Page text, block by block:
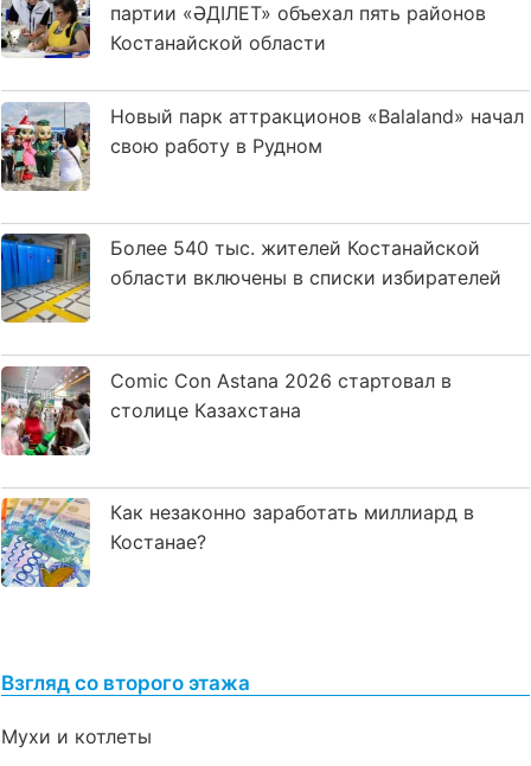
партии «ӘДІЛЕТ» объехал пять районов
Костанайской области
Новый парк аттракционов «Balaland» начал
свою работу в Рудном
Более 540 тыс. жителей Костанайской
области включены в списки избирателей
Comic Con Astana 2026 стартовал в
столице Казахстана
Как незаконно заработать миллиард в
Костанае?
Взгляд со второго этажа
Мухи и котлеты